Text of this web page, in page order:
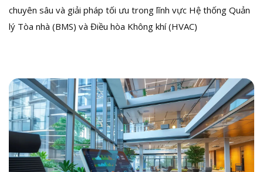
chuyên sâu và giải pháp tối ưu trong lĩnh vực Hệ thống Quản
lý Tòa nhà (BMS) và Điều hòa Không khí (HVAC)